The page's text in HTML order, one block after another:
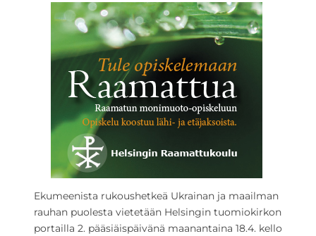
Ekumeenista rukoushetkeä Ukrainan ja maailman
rauhan puolesta vietetään Helsingin tuomiokirkon
portailla 2. pääsiäispäivänä maanantaina 18.4. kello